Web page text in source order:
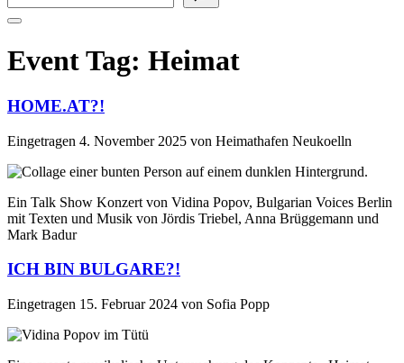
Event Tag: Heimat
HOME.AT?!
Eingetragen 4. November 2025 von Heimathafen Neukoelln
Ein Talk Show Konzert von Vidina Popov, Bulgarian Voices Berlin
mit Texten und Musik von Jördis Triebel, Anna Brüggemann und
Mark Badur
ICH BIN BULGARE?!
Eingetragen 15. Februar 2024 von Sofia Popp